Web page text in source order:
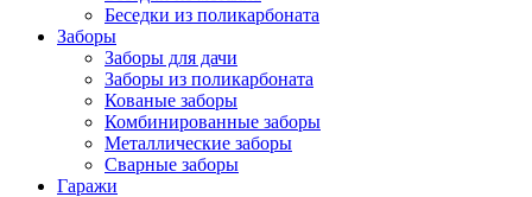
Беседки из поликарбоната
Заборы
Заборы для дачи
Заборы из поликарбоната
Кованые заборы
Комбинированные заборы
Металлические заборы
Сварные заборы
Гаражи